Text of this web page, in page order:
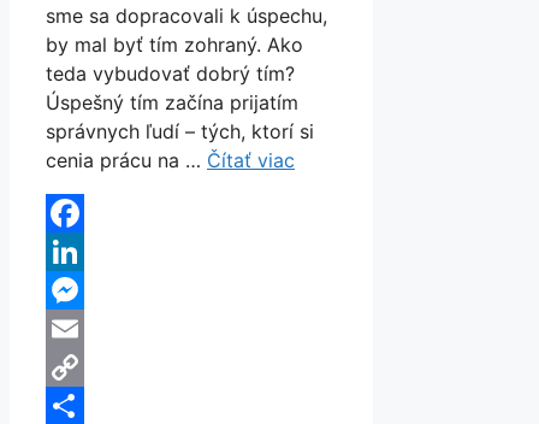
sme sa dopracovali k úspechu,
by mal byť tím zohraný. Ako
teda vybudovať dobrý tím?
Úspešný tím začína prijatím
správnych ľudí – tých, ktorí si
cenia prácu na … Čítať viac
Facebook
LinkedIn
Messenger
Email
Copy